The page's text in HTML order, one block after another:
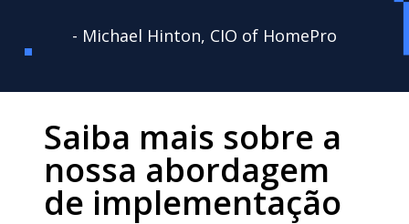
- Michael Hinton, CIO of HomePro
Saiba mais sobre a
nossa abordagem
de implementação